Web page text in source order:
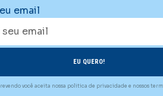
email
você aceita nossa politica de privacidade e nossos